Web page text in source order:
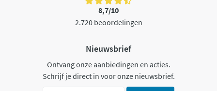
8,7/10
2.720 beoordelingen
Nieuwsbrief
Ontvang onze aanbiedingen en acties.
Schrijf je direct in voor onze nieuwsbrief.